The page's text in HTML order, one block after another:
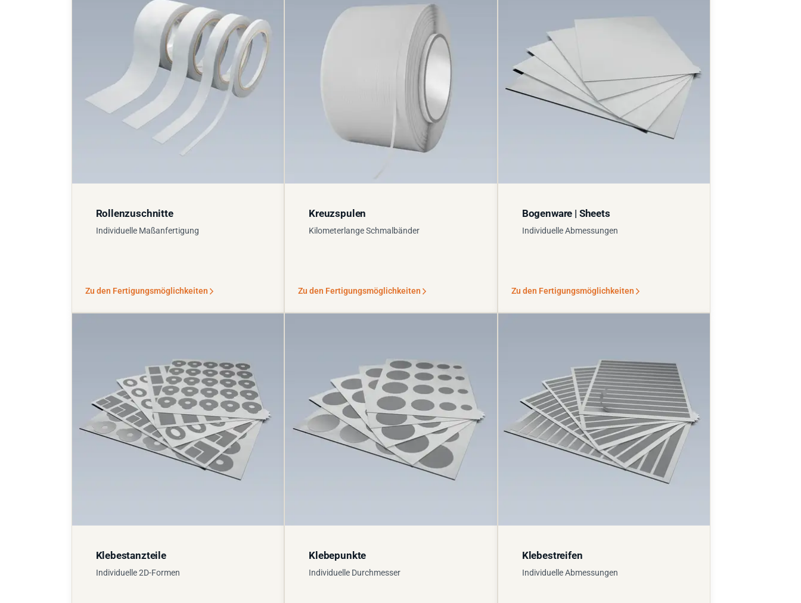
Rollenzuschnitte
Individuelle Maßanfertigung
Zu den Fertigungsmöglichkeiten
Kreuzspulen
Kilometerlange Schmalbänder
Zu den Fertigungsmöglichkeiten
Bogenware | Sheets
Individuelle Abmessungen
Zu den Fertigungsmöglichkeiten
Klebestanzteile
Individuelle 2D-Formen
Klebepunkte
Individuelle Durchmesser
Klebestreifen
Individuelle Abmessungen